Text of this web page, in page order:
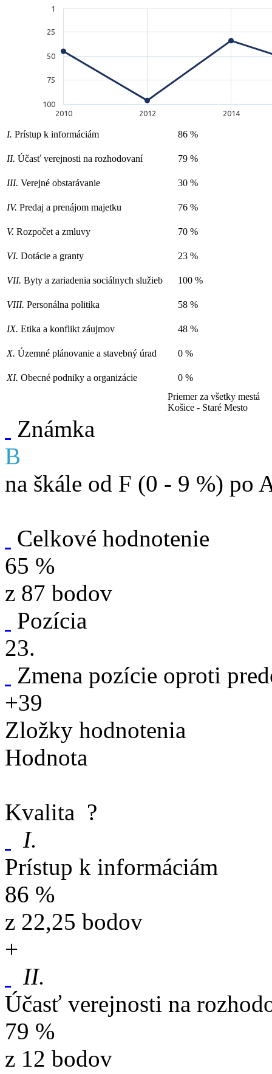
2010 2012 2014
1
25
50
75
100
I. Prístup k informáciám 86 %
II. Účasť verejnosti na rozhodovaní 79 %
III. Verejné obstarávanie 30 %
IV. Predaj a prenájom majetku 76 %
V. Rozpočet a zmluvy 70 %
VI. Dotácie a granty 23 %
VII. Byty a zariadenia sociálnych služieb 100 %
VIII. Personálna politika 58 %
IX. Etika a konflikt záujmov 48 %
X. Územné plánovanie a stavebný úrad 0 %
XI. Obecné podniky a organizácie
0 %
Priemer za všetky mestá
Košice - Staré Mesto
Známka
B
na škále od F (0 - 9 %) po
Celkové hodnotenie
65 %
z 87 bodov
Pozícia
23.
Zmena pozície oproti
+39
Zložky hodnotenia
Hodnota
Kvalita ?
I.
Prístup k informáciám
86 %
z 22,25 bodov
+
II.
Účasť verejnosti na
79 %
z 12 bodov